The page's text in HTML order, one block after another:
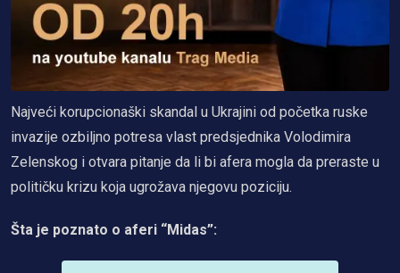
Najveći korupcionaški skandal u Ukrajini od početka ruske
invazije ozbiljno potresa vlast predsjednika Volodimira
Zelenskog i otvara pitanje da li bi afera mogla da preraste u
političku krizu koja ugrožava njegovu poziciju.
Šta je poznato o aferi “Midas”: